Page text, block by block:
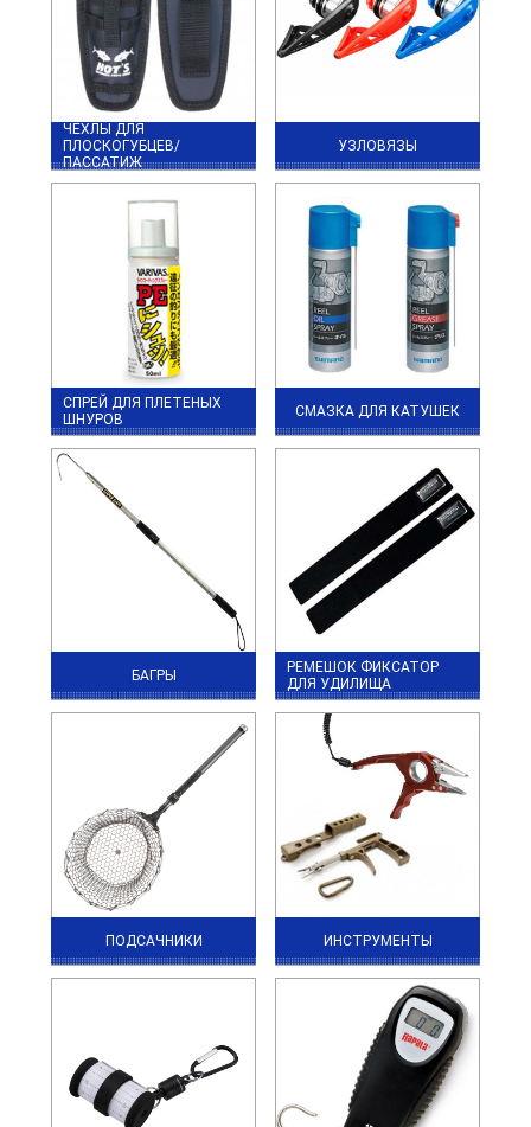
ЧЕХЛЫ ДЛЯ
ПЛОСКОГУБЦЕВ/
ПАССАТИЖ
УЗЛОВЯЗЫ
СПРЕЙ ДЛЯ ПЛЕТЕНЫХ
ШНУРОВ
СМАЗКА ДЛЯ КАТУШЕК
БАГРЫ
РЕМЕШОК ФИКСАТОР
ДЛЯ УДИЛИЩА
ПОДСАЧНИКИ ИНСТРУМЕНТЫ